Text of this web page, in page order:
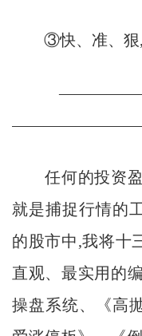
③快、准、狠,
任何的投资盈
就是捕捉行情的
的股市中,我将十
直观、最实用的
操盘系统、《高